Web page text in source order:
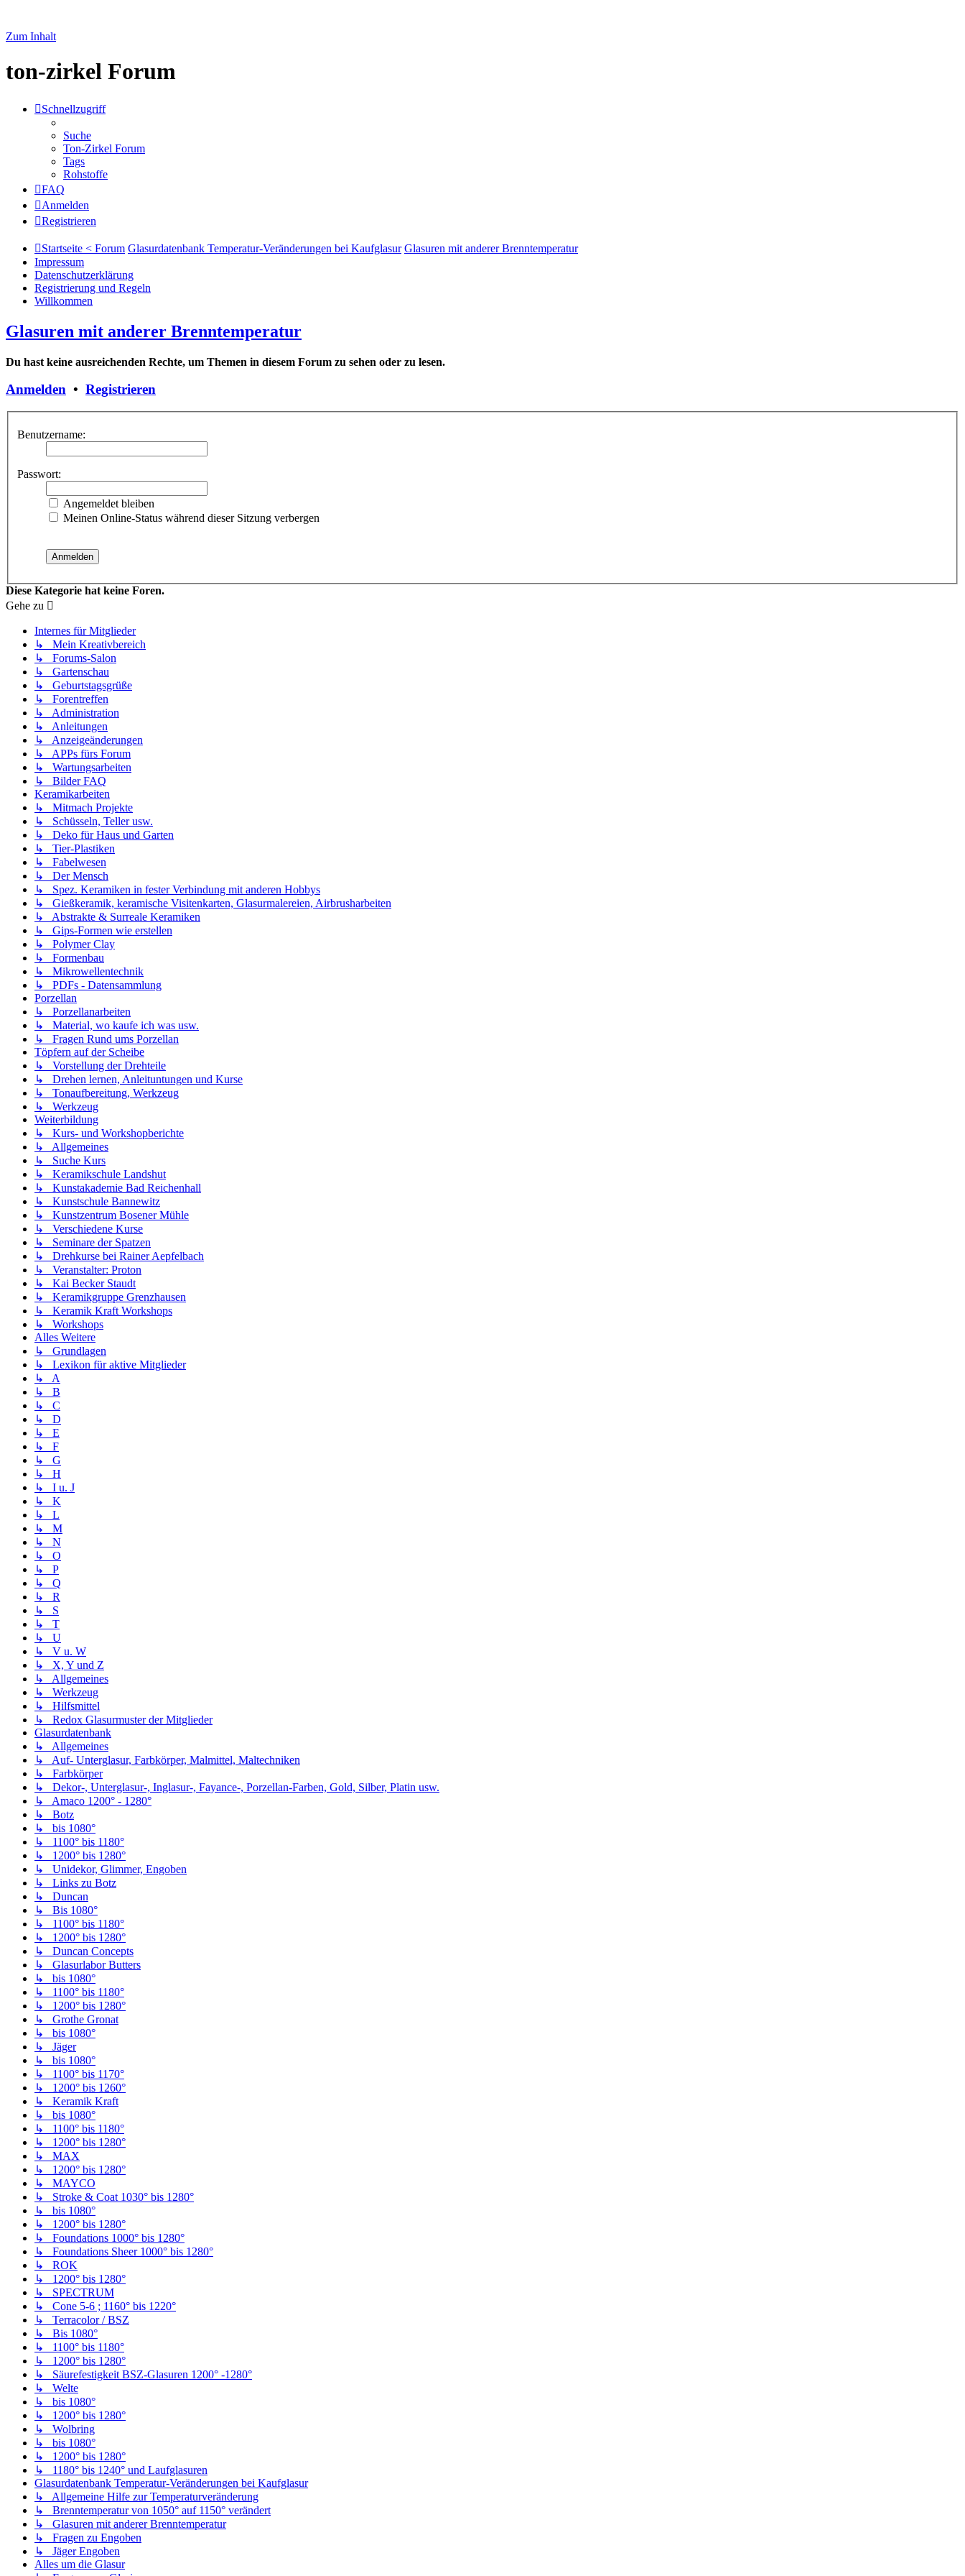
Zum Inhalt
ton-zirkel Forum
Schnellzugriff
Suche
Ton-Zirkel Forum
Tags
Rohstoffe
FAQ
Anmelden
Registrieren
Startseite < Forum Glasurdatenbank Temperatur-Veränderungen bei Kaufglasur Glasuren mit anderer Brenntemperatur
Impressum
Datenschutzerklärung
Registrierung und Regeln
Willkommen
Glasuren mit anderer Brenntemperatur
Du hast keine ausreichenden Rechte, um Themen in diesem Forum zu sehen oder zu lesen.
Anmelden • Registrieren
Benutzername:
Passwort:
Angemeldet bleiben
Meinen Online-Status während dieser Sitzung verbergen
Diese Kategorie hat keine Foren.
Gehe zu
Internes für Mitglieder
↳ Mein Kreativbereich
↳ Forums-Salon
↳ Gartenschau
↳ Geburtstagsgrüße
↳ Forentreffen
↳ Administration
↳ Anleitungen
↳ Anzeigeänderungen
↳ APPs fürs Forum
↳ Wartungsarbeiten
↳ Bilder FAQ
Keramikarbeiten
↳ Mitmach Projekte
↳ Schüsseln, Teller usw.
↳ Deko für Haus und Garten
↳ Tier-Plastiken
↳ Fabelwesen
↳ Der Mensch
↳ Spez. Keramiken in fester Verbindung mit anderen Hobbys
↳ Gießkeramik, keramische Visitenkarten, Glasurmalereien, Airbrusharbeiten
↳ Abstrakte & Surreale Keramiken
↳ Gips-Formen wie erstellen
↳ Polymer Clay
↳ Formenbau
↳ Mikrowellentechnik
↳ PDFs - Datensammlung
Porzellan
↳ Porzellanarbeiten
↳ Material, wo kaufe ich was usw.
↳ Fragen Rund ums Porzellan
Töpfern auf der Scheibe
↳ Vorstellung der Drehteile
↳ Drehen lernen, Anleituntungen und Kurse
↳ Tonaufbereitung, Werkzeug
↳ Werkzeug
Weiterbildung
↳ Kurs- und Workshopberichte
↳ Allgemeines
↳ Suche Kurs
↳ Keramikschule Landshut
↳ Kunstakademie Bad Reichenhall
↳ Kunstschule Bannewitz
↳ Kunstzentrum Bosener Mühle
↳ Verschiedene Kurse
↳ Seminare der Spatzen
↳ Drehkurse bei Rainer Aepfelbach
↳ Veranstalter: Proton
↳ Kai Becker Staudt
↳ Keramikgruppe Grenzhausen
↳ Keramik Kraft Workshops
↳ Workshops
Alles Weitere
↳ Grundlagen
↳ Lexikon für aktive Mitglieder
↳ A
↳ B
↳ C
↳ D
↳ E
↳ F
↳ G
↳ H
↳ I u. J
↳ K
↳ L
↳ M
↳ N
↳ O
↳ P
↳ Q
↳ R
↳ S
↳ T
↳ U
↳ V u. W
↳ X, Y und Z
↳ Allgemeines
↳ Werkzeug
↳ Hilfsmittel
↳ Redox Glasurmuster der Mitglieder
Glasurdatenbank
↳ Allgemeines
↳ Auf- Unterglasur, Farbkörper, Malmittel, Maltechniken
↳ Farbkörper
↳ Dekor-, Unterglasur-, Inglasur-, Fayance-, Porzellan-Farben, Gold, Silber, Platin usw.
↳ Amaco 1200° - 1280°
↳ Botz
↳ bis 1080°
↳ 1100° bis 1180°
↳ 1200° bis 1280°
↳ Unidekor, Glimmer, Engoben
↳ Links zu Botz
↳ Duncan
↳ Bis 1080°
↳ 1100° bis 1180°
↳ 1200° bis 1280°
↳ Duncan Concepts
↳ Glasurlabor Butters
↳ bis 1080°
↳ 1100° bis 1180°
↳ 1200° bis 1280°
↳ Grothe Gronat
↳ bis 1080°
↳ Jäger
↳ bis 1080°
↳ 1100° bis 1170°
↳ 1200° bis 1260°
↳ Keramik Kraft
↳ bis 1080°
↳ 1100° bis 1180°
↳ 1200° bis 1280°
↳ MAX
↳ 1200° bis 1280°
↳ MAYCO
↳ Stroke & Coat 1030° bis 1280°
↳ bis 1080°
↳ 1200° bis 1280°
↳ Foundations 1000° bis 1280°
↳ Foundations Sheer 1000° bis 1280°
↳ ROK
↳ 1200° bis 1280°
↳ SPECTRUM
↳ Cone 5-6 ; 1160° bis 1220°
↳ Terracolor / BSZ
↳ Bis 1080°
↳ 1100° bis 1180°
↳ 1200° bis 1280°
↳ Säurefestigkeit BSZ-Glasuren 1200° -1280°
↳ Welte
↳ bis 1080°
↳ 1200° bis 1280°
↳ Wolbring
↳ bis 1080°
↳ 1200° bis 1280°
↳ 1180° bis 1240° und Laufglasuren
Glasurdatenbank Temperatur-Veränderungen bei Kaufglasur
↳ Allgemeine Hilfe zur Temperaturveränderung
↳ Brenntemperatur von 1050° auf 1150° verändert
↳ Glasuren mit anderer Brenntemperatur
↳ Fragen zu Engoben
↳ Jäger Engoben
Alles um die Glasur